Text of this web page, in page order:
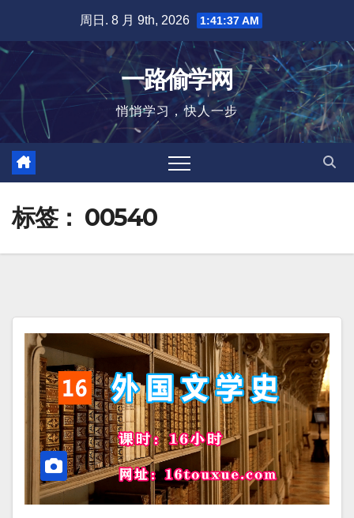
内
容
周日. 8 月 9th, 2026 1:41:37 AM
一路偷学网
悄悄学习，快人一步
标签： 00540